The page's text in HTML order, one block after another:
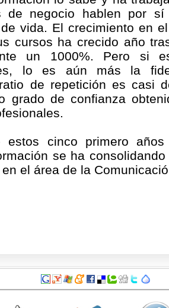
de negocio hablen por
vida. El crecimiento en
cursos ha crecido año
un 1000%. Pero si
lo es aún más la
de repetición es casi
grado de confianza
estos cinco primero
se ha
el área de la